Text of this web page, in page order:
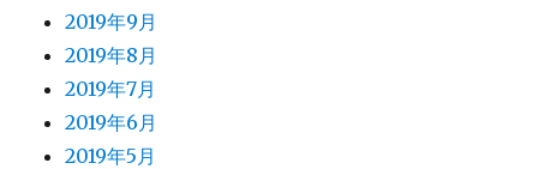
2019年9月
2019年8月
2019年7月
2019年6月
2019年5月